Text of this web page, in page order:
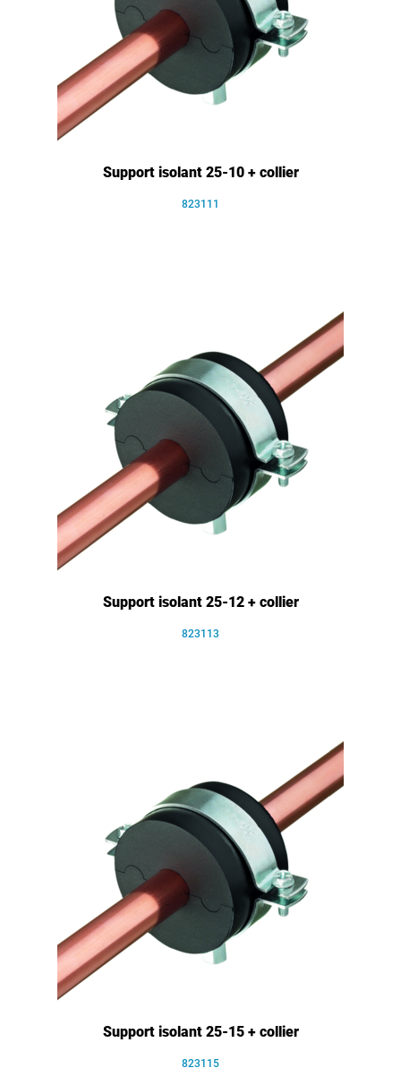
Support isolant 25-10 + collier
823111
Support isolant 25-12 + collier
823113
Support isolant 25-15 + collier
823115